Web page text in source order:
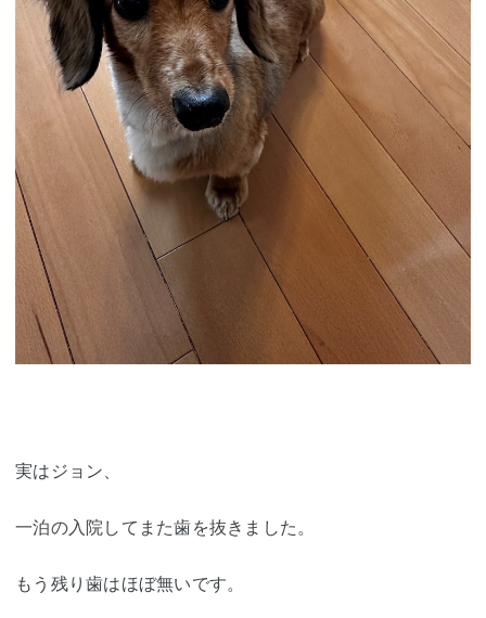
実はジョン、
一泊の入院してまた歯を抜きました。
もう残り歯はほぼ無いです。